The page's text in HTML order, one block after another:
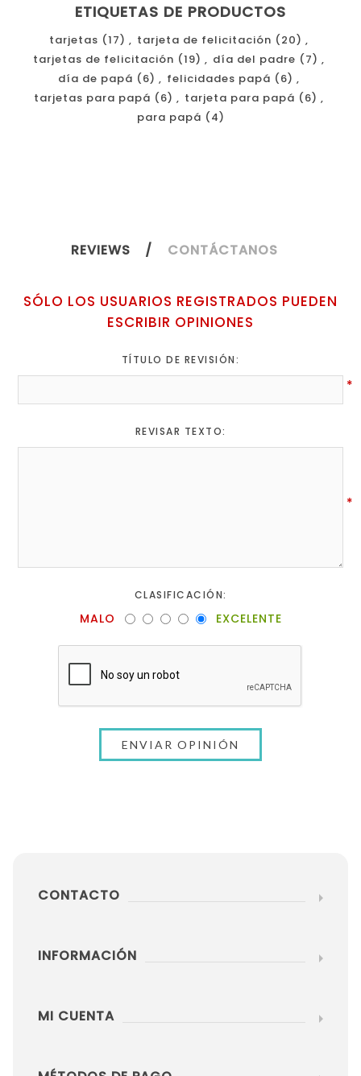
ETIQUETAS DE PRODUCTOS
tarjetas (17) , tarjeta de felicitación (20) ,
tarjetas de felicitación (19) , día del padre (7) ,
día de papá (6) , felicidades papá (6) ,
tarjetas para papá (6) , tarjeta para papá (6) ,
para papá (4)
REVIEWS CONTÁCTANOS
SÓLO LOS USUARIOS REGISTRADOS PUEDEN
ESCRIBIR OPINIONES
TÍTULO DE REVISIÓN:
*
REVISAR TEXTO:
*
CLASIFICACIÓN:
MALO EXCELENTE
CONTACTO
INFORMACIÓN
MI CUENTA